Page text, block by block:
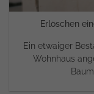
Erlöschen
Ein etwaiger
Wohnhaus